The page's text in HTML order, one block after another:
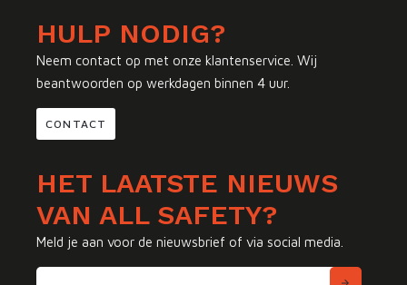
HULP NODIG?
Neem contact op met onze klantenservice. Wij
beantwoorden op werkdagen binnen 4 uur.
CONTACT
HET LAATSTE NIEUWS
VAN ALL SAFETY?
Meld je aan voor de nieuwsbrief of via social media.